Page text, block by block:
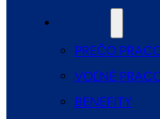
PREČO
VOĽNÉ
BENEFITY